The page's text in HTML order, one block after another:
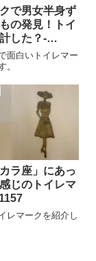
で男女半身ず
の発見！トイ
した？-
面白いトイレマー
。
ラ座」にあっ
じのトイレマ
レマークを紹介し